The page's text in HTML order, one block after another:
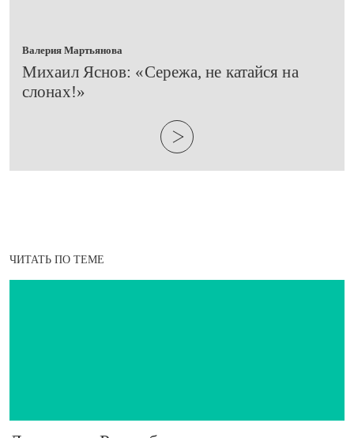
Валерия Мартьянова
​Михаил Яснов: «Сережа, не катайся на
слонах!»
ЧИТАТЬ ПО ТЕМЕ